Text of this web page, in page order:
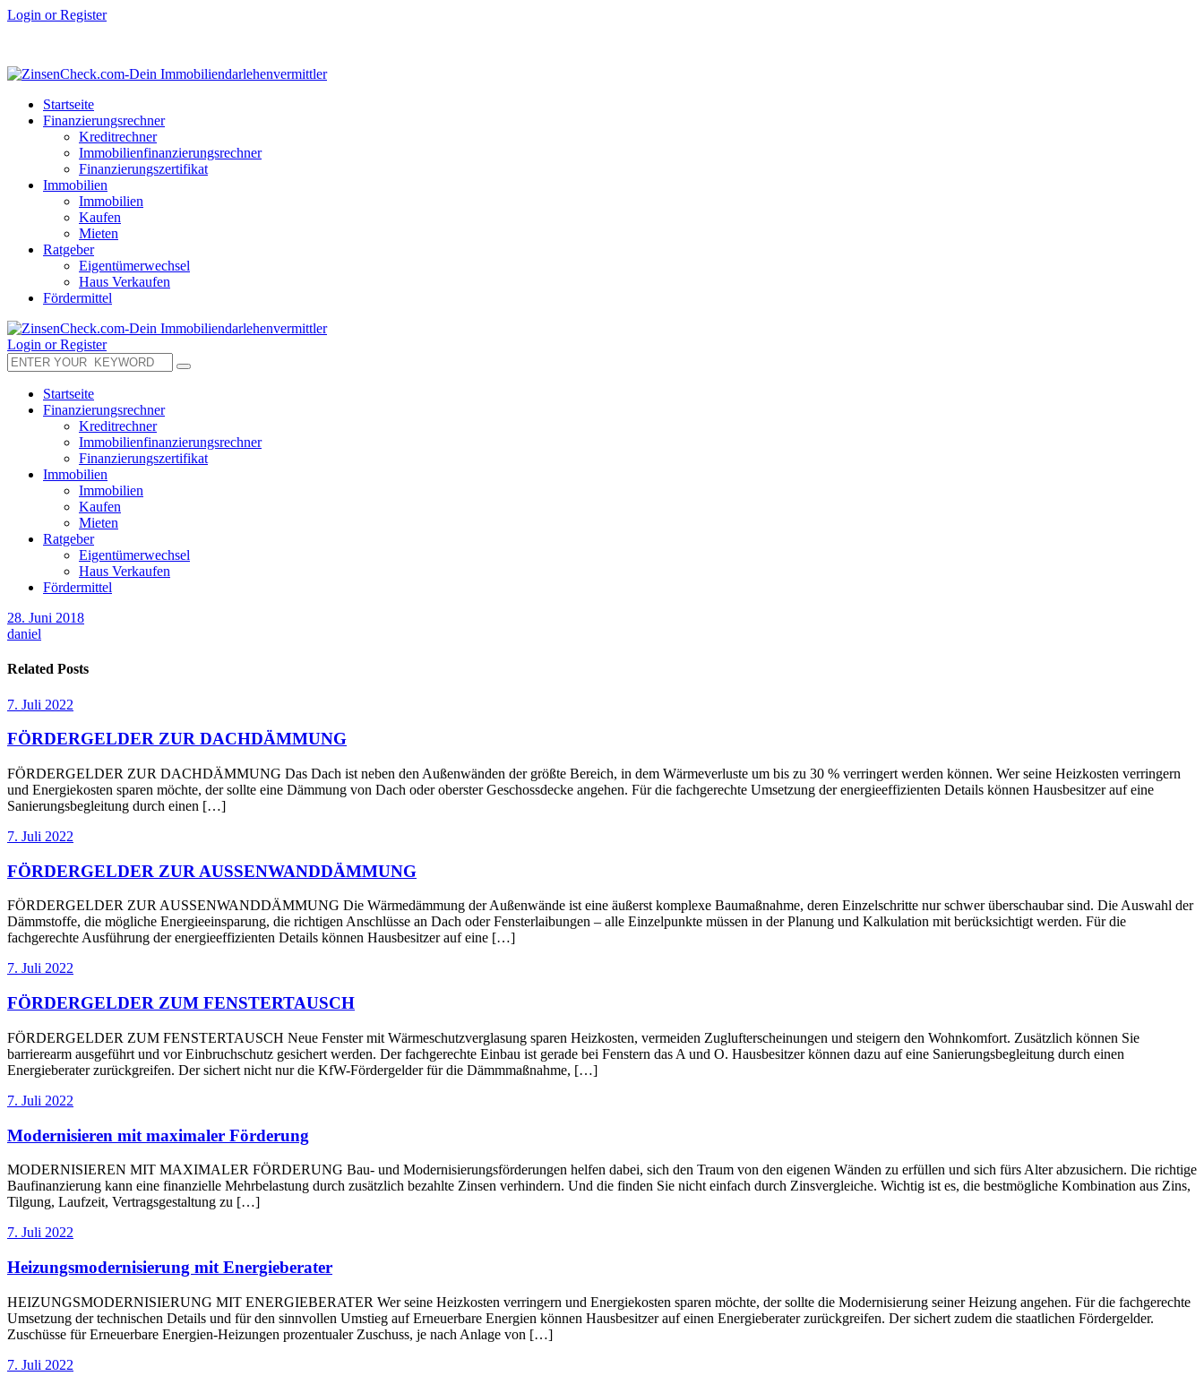
Login or Register
Startseite
Finanzierungsrechner
Kreditrechner
Immobilienfinanzierungsrechner
Finanzierungszertifikat
Immobilien
Immobilien
Kaufen
Mieten
Ratgeber
Eigentümerwechsel
Haus Verkaufen
Fördermittel
Login or Register
Startseite
Finanzierungsrechner
Kreditrechner
Immobilienfinanzierungsrechner
Finanzierungszertifikat
Immobilien
Immobilien
Kaufen
Mieten
Ratgeber
Eigentümerwechsel
Haus Verkaufen
Fördermittel
28. Juni 2018
daniel
Related Posts
7. Juli 2022
FÖRDERGELDER ZUR DACHDÄMMUNG
FÖRDERGELDER ZUR DACHDÄMMUNG Das Dach ist neben den Außenwänden der größte Bereich, in dem Wärmeverluste um bis zu 30 % verringert werden können. Wer seine Heizkosten verringern
und Energiekosten sparen möchte, der sollte eine Dämmung von Dach oder oberster Geschossdecke angehen. Für die fachgerechte Umsetzung der energieeffizienten Details können Hausbesitzer auf eine
Sanierungsbegleitung durch einen […]
7. Juli 2022
FÖRDERGELDER ZUR AUSSENWANDDÄMMUNG
FÖRDERGELDER ZUR AUSSENWANDDÄMMUNG Die Wärmedämmung der Außenwände ist eine äußerst komplexe Baumaßnahme, deren Einzelschritte nur schwer überschaubar sind. Die Auswahl der
Dämmstoffe, die mögliche Energieeinsparung, die richtigen Anschlüsse an Dach oder Fensterlaibungen – alle Einzelpunkte müssen in der Planung und Kalkulation mit berücksichtigt werden. Für die
fachgerechte Ausführung der energieeffizienten Details können Hausbesitzer auf eine […]
7. Juli 2022
FÖRDERGELDER ZUM FENSTERTAUSCH
FÖRDERGELDER ZUM FENSTERTAUSCH Neue Fenster mit Wärmeschutzverglasung sparen Heizkosten, vermeiden Zuglufterscheinungen und steigern den Wohnkomfort. Zusätzlich können Sie
barrierearm ausgeführt und vor Einbruchschutz gesichert werden. Der fachgerechte Einbau ist gerade bei Fenstern das A und O. Hausbesitzer können dazu auf eine Sanierungsbegleitung durch einen
Energieberater zurückgreifen. Der sichert nicht nur die KfW-Fördergelder für die Dämmmaßnahme, […]
7. Juli 2022
Modernisieren mit maximaler Förderung
MODERNISIEREN MIT MAXIMALER FÖRDERUNG Bau- und Modernisierungsförderungen helfen dabei, sich den Traum von den eigenen Wänden zu erfüllen und sich fürs Alter abzusichern. Die richtige
Baufinanzierung kann eine finanzielle Mehrbelastung durch zusätzlich bezahlte Zinsen verhindern. Und die finden Sie nicht einfach durch Zinsvergleiche. Wichtig ist es, die bestmögliche Kombination aus Zins,
Tilgung, Laufzeit, Vertragsgestaltung zu […]
7. Juli 2022
Heizungsmodernisierung mit Energieberater
HEIZUNGSMODERNISIERUNG MIT ENERGIEBERATER Wer seine Heizkosten verringern und Energiekosten sparen möchte, der sollte die Modernisierung seiner Heizung angehen. Für die fachgerechte
Umsetzung der technischen Details und für den sinnvollen Umstieg auf Erneuerbare Energien können Hausbesitzer auf einen Energieberater zurückgreifen. Der sichert zudem die staatlichen Fördergelder.
Zuschüsse für Erneuerbare Energien-Heizungen prozentualer Zuschuss, je nach Anlage von […]
7. Juli 2022